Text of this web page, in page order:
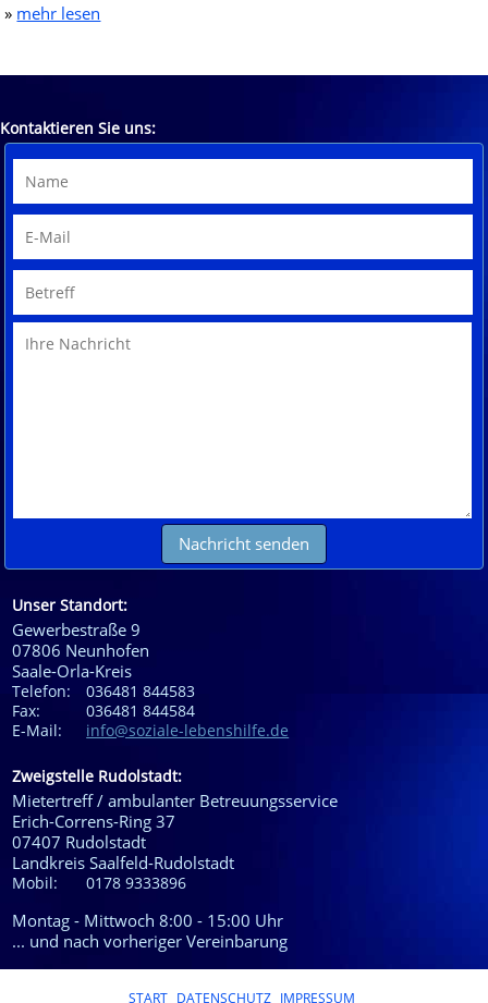
» mehr lesen
Kontaktieren Sie uns:
Unser Standort:
Gewerbestraße 9
07806 Neunhofen
Saale-Orla-Kreis
Telefon:
036481 844583
Fax:
036481 844584
E-Mail:
info@soziale-lebenshilfe.de
Zweigstelle Rudolstadt:
Mietertreff / ambulanter Betreuungsservice
Erich-Correns-Ring 37
07407 Rudolstadt
Landkreis Saalfeld-Rudolstadt
Mobil: 0178 9333896
Montag - Mittwoch 8:00 - 15:00 Uhr
... und nach vorheriger Vereinbarung
START DATENSCHUTZ IMPRESSUM